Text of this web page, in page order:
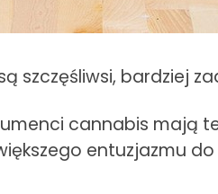
szczęśliwsi, bardziej
cannabis mają
entuzjazmu